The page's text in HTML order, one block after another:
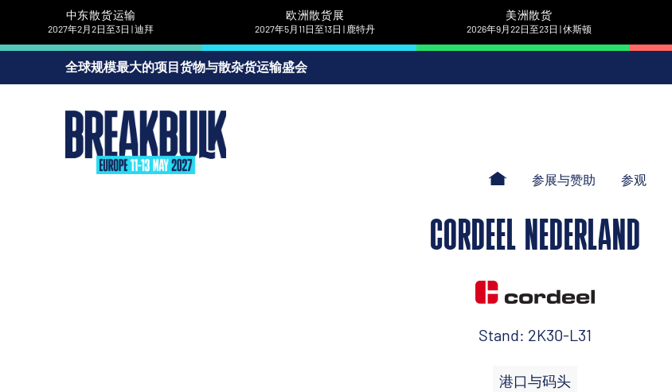
中东散货运输
2027年2月2日至3日 | 迪拜
欧洲散货展
2027年5月11日至13日 | 鹿特丹
美洲散货
2026年9月22日至23日 | 休斯顿
全球规模最大的项目货物与散杂货运输盛会
参展与赞助 参观
CORDEEL NEDERLAND
Stand: 2K30-L31
港口与码头